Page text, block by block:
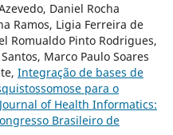
Daniel Rocha
Ramos, Ligia Ferreira de
Romualdo Pinto Rodrigues,
Marco Paulo Soares
Integração de bases de
para o
Journal of Health Informatics:
Brasileiro de